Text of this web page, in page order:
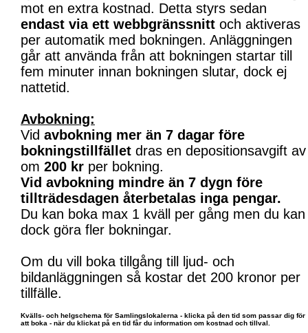
mot en extra kostnad. Detta styrs sedan
endast via ett webbgränssnitt och aktiveras
per automatik med bokningen. Anläggningen
går att använda från att bokningen startar till
fem minuter innan bokningen slutar, dock ej
nattetid.
Avbokning:
Vid avbokning mer än 7 dagar före
bokningstillfället dras en depositionsavgift av
om 200 kr per bokning.
Vid avbokning mindre än 7 dygn före
tillträdesdagen återbetalas inga pengar.
Du kan boka max 1 kväll per gång men du kan
dock göra fler bokningar.
Om du vill boka tillgång till ljud- och
bildanläggningen så kostar det 200 kronor per
tillfälle.
Kvälls- och helgschema för Samlingslokalerna - klicka på den tid som passar dig för
att boka - när du klickat på en tid får du information om kostnad och tillval.